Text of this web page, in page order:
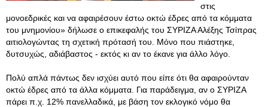
στις
μονοεδρικές και να αφαιρέσουν έστω οκτώ έδρες από τα κόμματα
του μνημονίου» δήλωσε ο επικεφαλής του ΣΥΡΙΖΑ Αλέξης Τσίπρας
αιτιολογώντας τη σχετική πρότασή του. Μόνο που πιάστηκε,
δυτσυχώς, αδιάβαστος - εκτός κι αν το έκανε για άλλο λόγο.
Πολύ απλά πάντως δεν ισχύει αυτό που είπε ότι θα αφαιρούνταν
οκτώ έδρες από τα άλλα κόμματα. Για παράδειγμα, αν ο ΣΥΡΙΖΑ
πάρει π.χ. 12% πανελλαδικά, με βάση τον εκλογικό νόμο θα